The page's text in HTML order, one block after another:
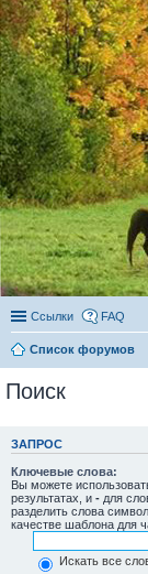
Ссылки FAQ
Список форумов
Поиск
ЗАПРОС
Ключевые слова:
Вы можете
результатах, и - для
разделить слова
качестве шаблона для
Искать все